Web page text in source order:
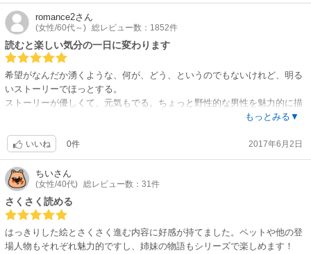
romance2さん
(女性/60代～) 総レビュー数：1852件
読むと楽しい気分の一日に変わります
希望がなんだか湧くような、何が、どう、というのでもないけれど、明る
いストーリーでほっとする。
ストーリーが優しくて、元気もでる。ちょっと野性的な男性を魅力的に描
ているけれど、HQは絵もじっくり見たい、というのが私の希望なのでそ
の点は少しーーー。
蛇足とは思いつつも、クッキーくんか、クラッカーくん？、彼の再登場で
鼻のいいワンちゃんが気付かぬ筈はない。そこがお話の世界とはいえ、ワ
ンちゃんを見くびっているみたいで引っ掛かる。
もっとみる▼
いいね 0件 2017年6月2日
ちいさん
(女性/40代) 総レビュー数：31件
さくさく読める
はっきりした絵とさくさく進む内容に好感が持てました。ペットや他の登
場人物もそれぞれ魅力的ですし、姉妹の物語もシリーズで楽しめます！